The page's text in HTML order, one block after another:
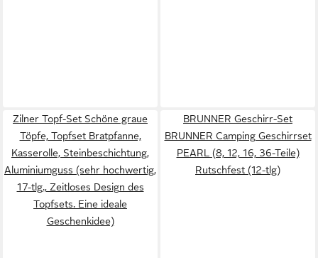
Zilner Topf-Set Schöne graue
Töpfe, Topfset Bratpfanne,
Kasserolle, Steinbeschichtung,
Aluminiumguss (sehr hochwertig,
17-tlg., Zeitloses Design des
Topfsets. Eine ideale
Geschenkidee)
BRUNNER Geschirr-Set
BRUNNER Camping Geschirrset
PEARL (8, 12, 16, 36-Teile)
Rutschfest (12-tlg)